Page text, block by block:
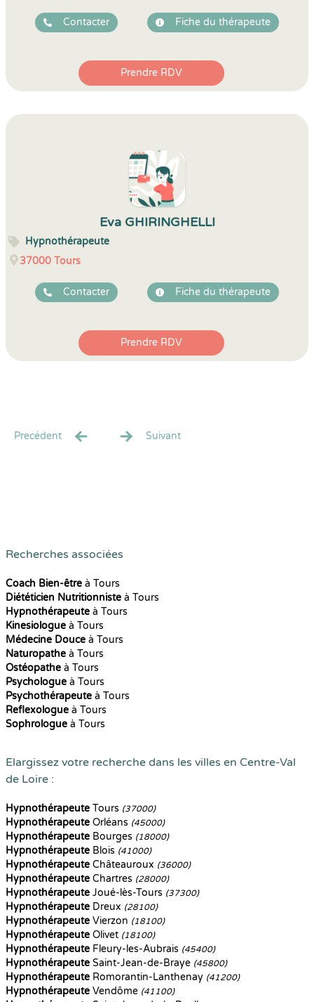
Contacter Fiche du thérapeute
Prendre RDV
Eva GHIRINGHELLI
Hypnothérapeute
37000 Tours
Contacter Fiche du thérapeute
Prendre RDV
Precédent Suivant
Recherches associées
Coach Bien-être à Tours
Diététicien Nutritionniste à Tours
Hypnothérapeute à Tours
Kinesiologue à Tours
Médecine Douce à Tours
Naturopathe à Tours
Ostéopathe à Tours
Psychologue à Tours
Psychothérapeute à Tours
Reflexologue à Tours
Sophrologue à Tours
Elargissez votre recherche dans les villes en Centre-Val
de Loire :
Hypnothérapeute Tours (37000)
Hypnothérapeute Orléans (45000)
Hypnothérapeute Bourges (18000)
Hypnothérapeute Blois (41000)
Hypnothérapeute Châteauroux (36000)
Hypnothérapeute Chartres (28000)
Hypnothérapeute Joué-lès-Tours (37300)
Hypnothérapeute Dreux (28100)
Hypnothérapeute Vierzon (18100)
Hypnothérapeute Olivet (18100)
Hypnothérapeute Fleury-les-Aubrais (45400)
Hypnothérapeute Saint-Jean-de-Braye (45800)
Hypnothérapeute Romorantin-Lanthenay (41200)
Hypnothérapeute Vendôme (41100)